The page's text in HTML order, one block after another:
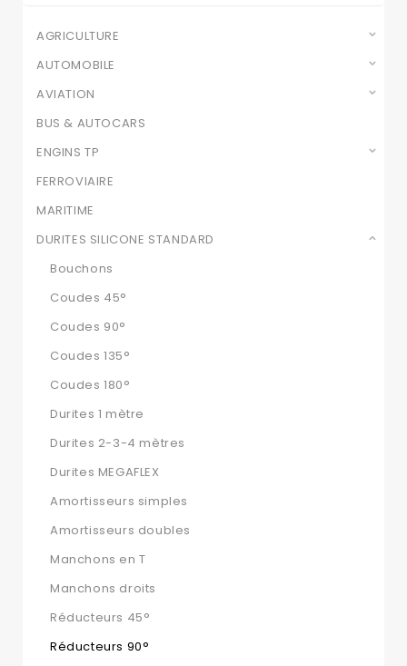
AGRICULTURE
AUTOMOBILE
AVIATION
BUS & AUTOCARS
ENGINS TP
FERROVIAIRE
MARITIME
DURITES SILICONE STANDARD
Bouchons
Coudes 45°
Coudes 90°
Coudes 135°
Coudes 180°
Durites 1 mètre
Durites 2-3-4 mètres
Durites MEGAFLEX
Amortisseurs simples
Amortisseurs doubles
Manchons en T
Manchons droits
Réducteurs 45°
Réducteurs 90°